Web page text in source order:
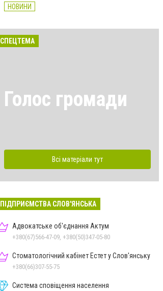
НОВИНИ
СПЕЦТЕМА
Голос громади
Всі матеріали тут
ПІДПРИЄМСТВА СЛОВ'ЯНСЬКА
Адвокатське об'єднання Актум
+380(67)566-47-09, +380(50)347-05-80
Стоматологічний кабінет Естет у Слов'янську
+380(66)307-55-75
Система сповіщення населення